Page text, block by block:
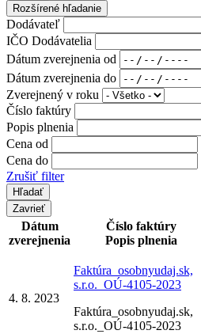
Rozšírené hľadanie
Dodávateľ
IČO Dodávatelia
Dátum zverejnenia od
Dátum zverejnenia do
Zverejnený v roku
Číslo faktúry
Popis plnenia
Cena od
Cena do
Zrušiť filter
Zavrieť
Dátum
zverejnenia
Číslo faktúry
Popis plnenia
4. 8. 2023
Faktúra_osobnyudaj.sk,
s.r.o._OÚ-4105-2023
Faktúra_osobnyudaj.sk,
s.r.o._OÚ-4105-2023